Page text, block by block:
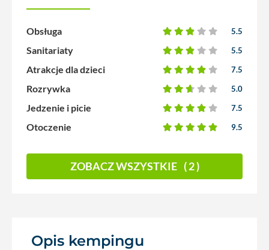
Obsługa 5.5
Sanitariaty 5.5
Atrakcje dla dzieci 7.5
Rozrywka 5.0
Jedzenie i picie 7.5
Otoczenie 9.5
ZOBACZ WSZYSTKIE ( 2 )
Opis kempingu